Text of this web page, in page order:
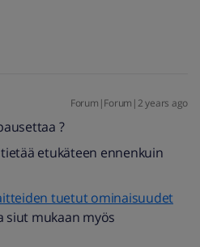
Forum|Forum|2 years ago
?
etukäteen ennenkuin
tuetut ominaisuudet
siut mukaan myös